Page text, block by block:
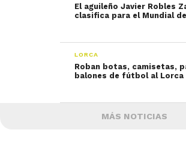
El aguileño Javier Robles
clasifica para el Mundial
LORCA
Roban botas, camisetas,
balones de fútbol al
MÁS NOTICIAS